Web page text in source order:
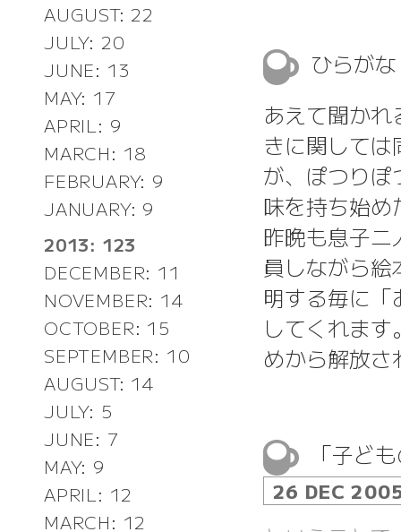
AUGUST: 22
JULY: 20
JUNE: 13
MAY: 17
APRIL: 9
MARCH: 18
FEBRUARY: 9
JANUARY: 9
2013: 123
DECEMBER: 11
NOVEMBER: 14
OCTOBER: 15
SEPTEMBER: 10
AUGUST: 14
JULY: 5
JUNE: 7
MAY: 9
APRIL: 12
MARCH: 12
ひらが
あえて聞か
きに関して
が、ぽつり
味を持ち始
昨晩も息子
員しながら
明する毎に
してくれま
めから解放
「子ど
26 DEC